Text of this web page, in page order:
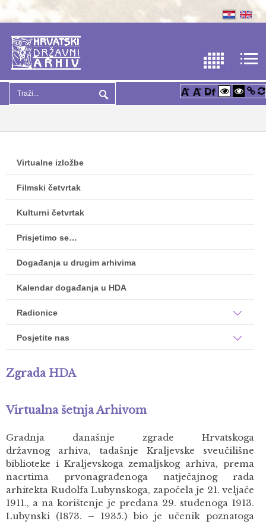
Virtualne izložbe
Filmski četvrtak
Kulturni četvrtak
Prisjetimo se…
Događanja u drugim arhivima
Kalendar događanja u HDA
Radionice
Posjetite nas
Zgrada HDA
Virtualna šetnja Arhivom
Gradnja današnje zgrade Hrvatskoga
državnog arhiva, tadašnje Kraljevske sveučilišne
biblioteke i Kraljevskoga zemaljskog arhiva, prema
nacrtima prvonagrađenoga natječajnog rada
arhitekta Rudolfa Lubynskoga, započela je 21. veljače
1911., a na korištenje je predana 29. studenoga 1913.
Lubynski (1873. – 1935.) bio je učenik poznatoga